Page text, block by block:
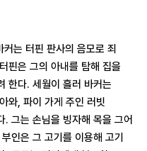
는 터핀 판사의 음모로 죄
핀은 그의 아내를 탐해 집을
한다. 세월이 흘러 바커는
와, 파이 가게 주인 러빗
그는 손님을 빙자해 목을 그어
인은 그 고기를 이용해 고기